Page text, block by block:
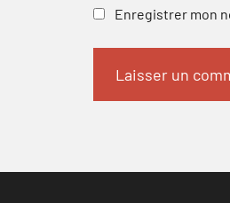
Enregistrer mon